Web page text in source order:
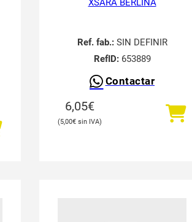
XSARA BERLINA
Ref. fab.:SIN DEFINIR
RefID:653889
Contactar
6,05€
5,00€